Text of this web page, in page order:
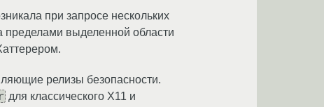
при запросе нескольких
пределами выделенной области
релизы безопасности.
для классического X11 и